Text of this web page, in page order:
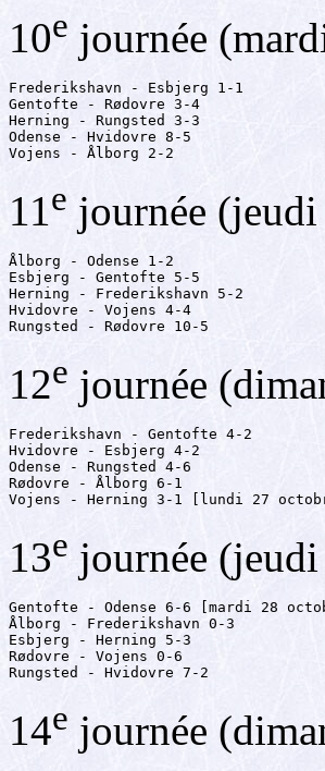
10e journée
Frederikshavn - Esbjerg 1-1
Gentofte - Rødovre 3-4
Herning - Rungsted 3-3
Odense - Hvidovre 8-5
Vojens - Ålborg 2-2
11e journée
Ålborg - Odense 1-2
Esbjerg - Gentofte 5-5
Herning - Frederikshavn 5-2
Hvidovre - Vojens 4-4
Rungsted - Rødovre 10-5
12e journée
Frederikshavn - Gentofte 4-2
Hvidovre - Esbjerg 4-2
Odense - Rungsted 4-6
Rødovre - Ålborg 6-1
Vojens - Herning 3-1 [lundi 27
13e journée
Gentofte - Odense 6-6 [mardi 28
Ålborg - Frederikshavn 0-3
Esbjerg - Herning 5-3
Rødovre - Vojens 0-6
Rungsted - Hvidovre 7-2
14e journée